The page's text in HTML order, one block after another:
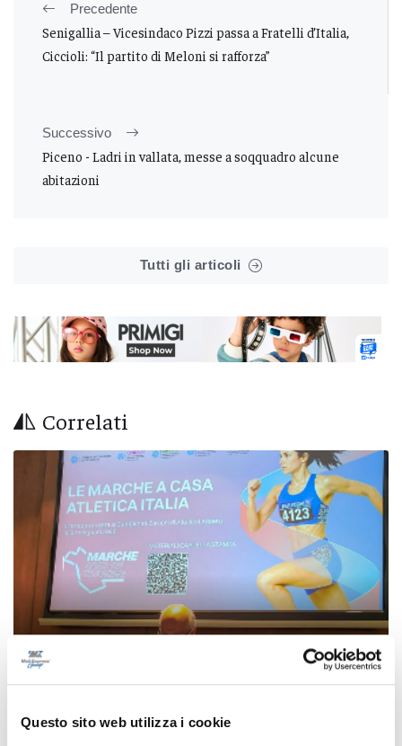
Questo sito web utilizza i cookie
Precedente
Senigallia – Vicesindaco Pizzi passa a Fratelli d’Italia,
Ciccioli: “Il partito di Meloni si rafforza”
Successivo
Piceno - Ladri in vallata, messe a soqquadro alcune
abitazioni
Tutti gli articoli
Correlati
Le Marche in gara ai Campionati Europei di